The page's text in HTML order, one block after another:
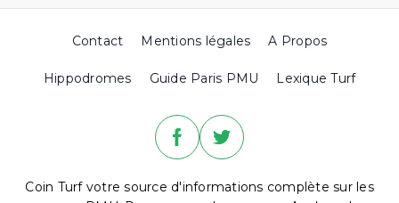
Contact Mentions légales A Propos
Hippodromes Guide Paris PMU Lexique Turf
Coin Turf votre source d'informations complète sur les